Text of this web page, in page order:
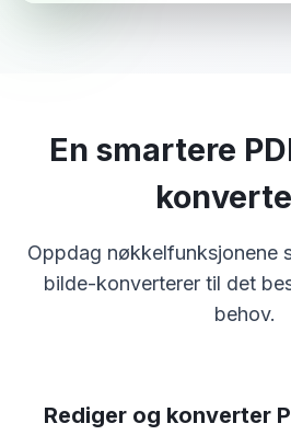
En smartere
Oppdag nøkkelfunksjonene
bilde-konverterer til det
behov.
Rediger og konverter